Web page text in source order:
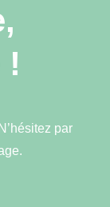
!
par